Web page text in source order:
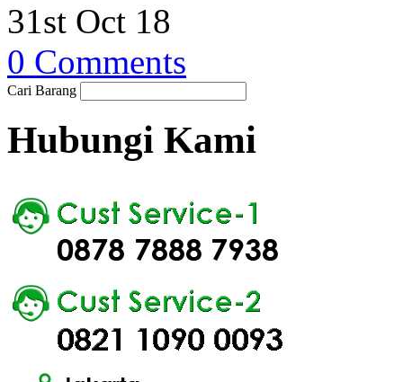
31st Oct 18
0 Comments
Cari Barang
Hubungi Kami